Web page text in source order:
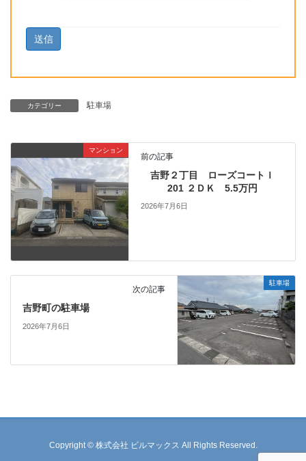
カテゴリー 駐車場
マンション
前の記事
吉野２丁目 ローズコートＩ
201 ２ＤＫ 5.5万円
2026年7月6日
駐車場
次の記事
吉野町の駐車場
2026年7月6日
Copyright © 株式会社 ビルマックス All Rights Reserved.